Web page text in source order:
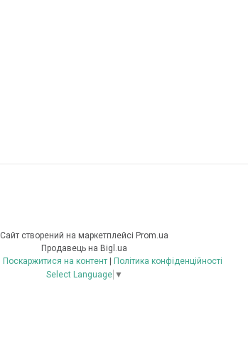
Сайт створений на маркетплейсі Prom.ua
Продавець на Bigl.ua
Поскаржитися на контент
Політика конфіденційності
Select Language ▼